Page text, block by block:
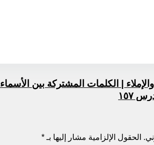
| الكلمات المشتركة بين الأسماء
١٥٧
الحقول الإلزامية مشار إليها بـ *